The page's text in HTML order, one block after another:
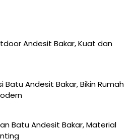
Andesit Bakar, Kuat dan
Batu Andesit Bakar, Bikin Rumah
Batu Andesit Bakar, Material